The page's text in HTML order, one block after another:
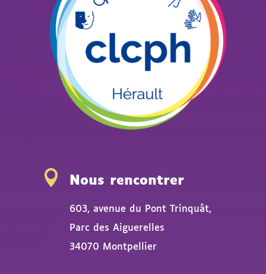
 Nous rencontrer
603, avenue du Pont Trinquât,
Parc des Aiguerelles
34070 Montpellier